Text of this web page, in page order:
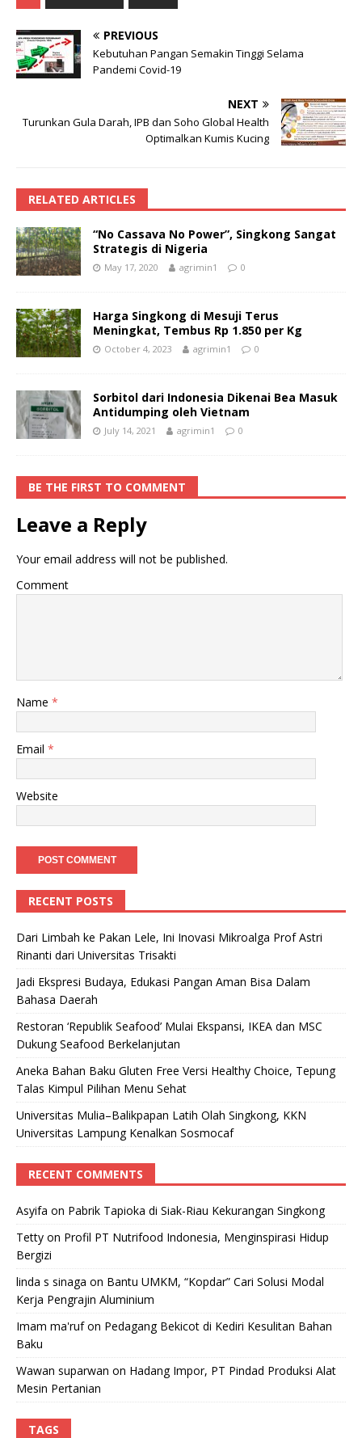
PREVIOUS
Kebutuhan Pangan Semakin Tinggi Selama
Pandemi Covid-19
NEXT
Turunkan Gula Darah, IPB dan Soho Global Health
Optimalkan Kumis Kucing
RELATED ARTICLES
“No Cassava No Power”, Singkong Sangat
Strategis di Nigeria
May 17, 2020 agrimin1 0
Harga Singkong di Mesuji Terus
Meningkat, Tembus Rp 1.850 per Kg
October 4, 2023 agrimin1 0
Sorbitol dari Indonesia Dikenai Bea Masuk
Antidumping oleh Vietnam
July 14, 2021 agrimin1 0
BE THE FIRST TO COMMENT
Leave a Reply
Your email address will not be published.
Comment
Name *
Email *
Website
RECENT POSTS
Dari Limbah ke Pakan Lele, Ini Inovasi Mikroalga Prof Astri
Rinanti dari Universitas Trisakti
Jadi Ekspresi Budaya, Edukasi Pangan Aman Bisa Dalam
Bahasa Daerah
Restoran ‘Republik Seafood’ Mulai Ekspansi, IKEA dan MSC
Dukung Seafood Berkelanjutan
Aneka Bahan Baku Gluten Free Versi Healthy Choice, Tepung
Talas Kimpul Pilihan Menu Sehat
Universitas Mulia–Balikpapan Latih Olah Singkong, KKN
Universitas Lampung Kenalkan Sosmocaf
RECENT COMMENTS
Asyifa on Pabrik Tapioka di Siak-Riau Kekurangan Singkong
Tetty on Profil PT Nutrifood Indonesia, Menginspirasi Hidup
Bergizi
linda s sinaga on Bantu UMKM, “Kopdar” Cari Solusi Modal
Kerja Pengrajin Aluminium
Imam ma'rufon Pedagang Bekicot di Kediri Kesulitan Bahan
Baku
Wawan suparwan on Hadang Impor, PT Pindad Produksi Alat
Mesin Pertanian
TAGS